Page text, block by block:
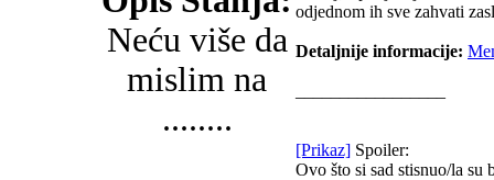
Neću više da
mislim na
........
odjednom ih sve zahvati
Detaljnije informacije:
[Prikaz] Spoiler:
Ovo što si sad stisnuo/la